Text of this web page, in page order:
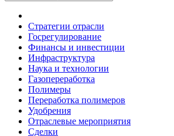
Стратегии отрасли
Госрегулирование
Финансы и инвестиции
Инфраструктура
Наука и технологии
Газопереработка
Полимеры
Переработка полимеров
Удобрения
Отраслевые мероприятия
Сделки